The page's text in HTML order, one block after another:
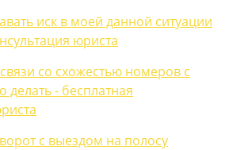
иск в моей данной ситуации
юриста
со схожестью номеров с
делать - бесплатная
с выездом на полосу